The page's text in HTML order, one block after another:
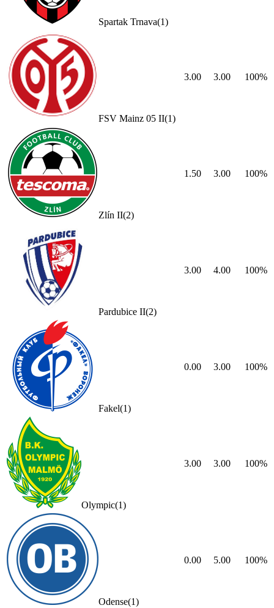
Spartak Trnava(1)
FSV Mainz 05 II(1)
3.00 3.00 100%
Zlín II(2)
1.50 3.00 100%
Pardubice II(2)
3.00 4.00 100%
Fakel(1)
0.00 3.00 100%
Olympic(1)
3.00 3.00 100%
Odense(1)
0.00 5.00 100%